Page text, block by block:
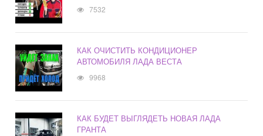
7532
КАК ОЧИСТИТЬ КОНДИЦИОНЕР
АВТОМОБИЛЯ ЛАДА ВЕСТА
9968
КАК БУДЕТ ВЫГЛЯДЕТЬ НОВАЯ ЛАДА
ГРАНТА